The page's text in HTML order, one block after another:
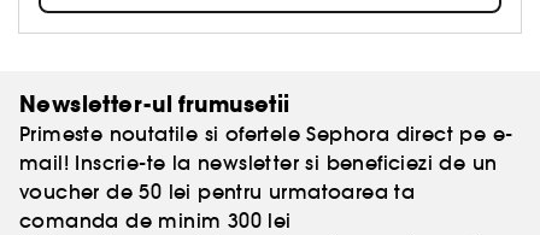
Newsletter-ul frumusetii
Primeste noutatile si ofertele Sephora direct pe e-
mail! Inscrie-te la newsletter si beneficiezi de un
voucher de 50 lei pentru urmatoarea ta
comanda de minim 300 lei